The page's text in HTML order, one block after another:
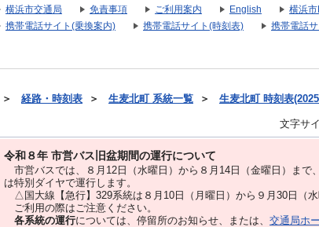
横浜市交通局 免責事項 ご利用案内 English 横浜
携帯電話サイト(乗換案内)
携帯電話サイト(時刻表) 携帯電話
＞ 経路・時刻表 ＞ 生麦北町 系統一覧 ＞ 生麦北町 時刻表
文字サ
令和８年 市営バス旧盆期間の運行について
市営バスでは、８⽉12⽇（水曜日）から８⽉14⽇（金曜日）まで
は特別ダイヤで運⾏します。
△国大線【急行】329系統は８月10日（月曜日）から９月30日（水
ご利用の際はご注意ください。
各系統の運行については、停留所のお知らせ、または、 交通局ホ